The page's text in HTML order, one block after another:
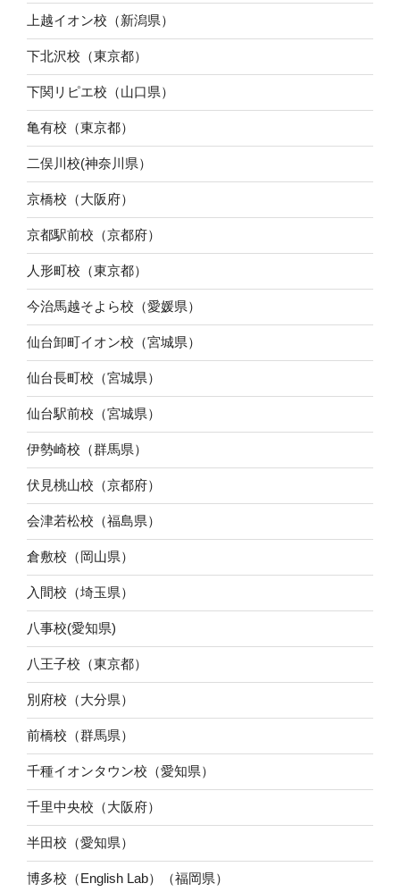
上越イオン校（新潟県）
下北沢校（東京都）
下関リピエ校（山口県）
亀有校（東京都）
二俣川校(神奈川県）
京橋校（大阪府）
京都駅前校（京都府）
人形町校（東京都）
今治馬越そよら校（愛媛県）
仙台卸町イオン校（宮城県）
仙台長町校（宮城県）
仙台駅前校（宮城県）
伊勢崎校（群馬県）
伏見桃山校（京都府）
会津若松校（福島県）
倉敷校（岡山県）
入間校（埼玉県）
八事校(愛知県)
八王子校（東京都）
別府校（大分県）
前橋校（群馬県）
千種イオンタウン校（愛知県）
千里中央校（大阪府）
半田校（愛知県）
博多校（English Lab）（福岡県）